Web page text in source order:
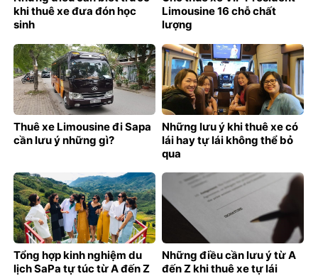
khi thuê xe đưa đón học
sinh
Limousine 16 chỗ chất
lượng
Thuê xe Limousine đi Sapa
cần lưu ý những gì?
Những lưu ý khi thuê xe có
lái hay tự lái không thể bỏ
qua
Tổng hợp kinh nghiệm du
lịch SaPa tự túc từ A đến Z
Những điều cần lưu ý từ A
đến Z khi thuê xe tự lái